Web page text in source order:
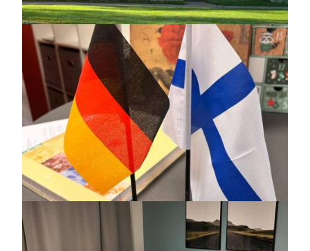
https://jedu.fi/wp-
content/uploads/2026/02/wolfsburg_-5.jpg
https://jedu.fi/wp-
content/uploads/2026/02/wolfsburg_-6.jpg